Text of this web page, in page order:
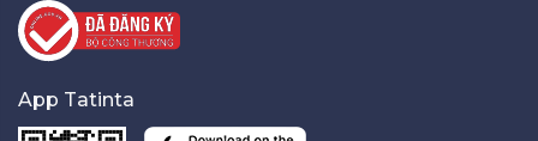
App Tatinta